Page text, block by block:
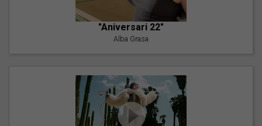
"Aniversari 22"
Alba Grasa